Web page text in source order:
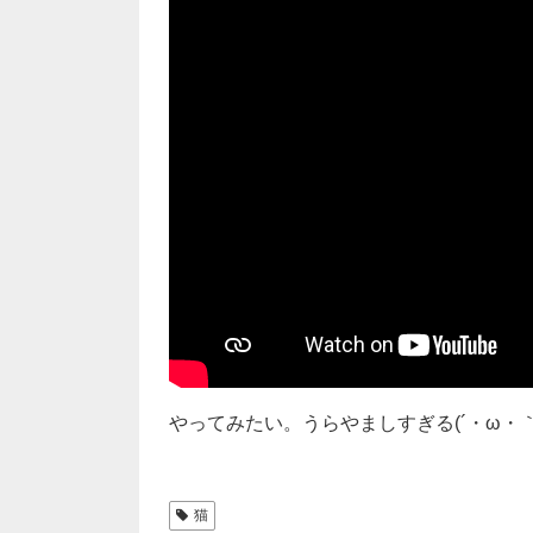
やってみたい。うらやましすぎる(´・ω・
猫